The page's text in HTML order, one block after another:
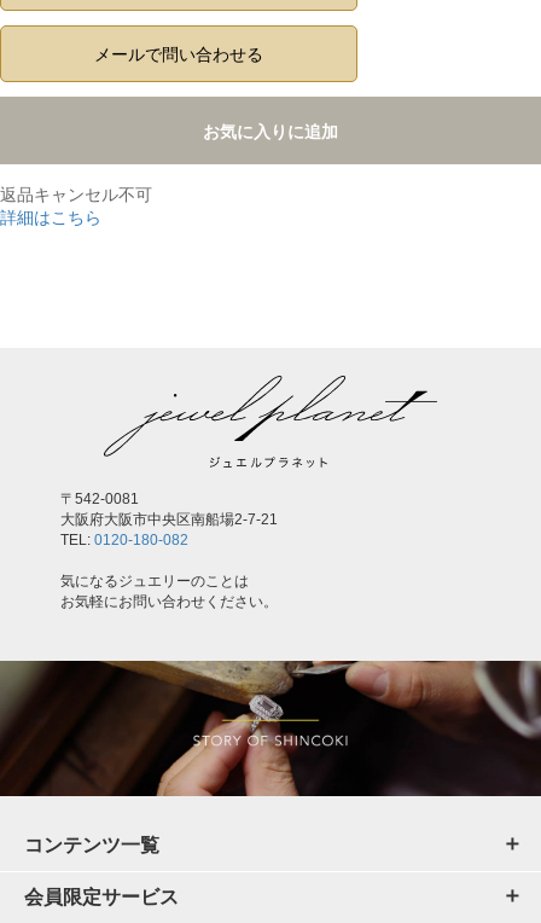
メールで問い合わせる
お気に入りに追加
返品キャンセル不可
詳細はこちら
〒542-0081
大阪府大阪市中央区南船場2-7-21
TEL: 0120-180-082
気になるジュエリーのことは
お気軽にお問い合わせください。
コンテンツ一覧
会員限定サービス